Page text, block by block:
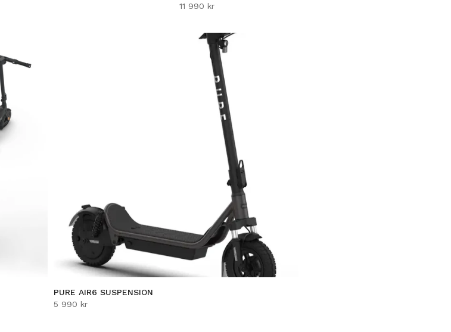
11 990 kr
PURE AIR6 SUSPENSION
5 990 kr